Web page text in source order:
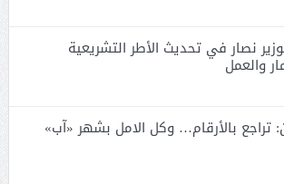
نصار في تحديث الأطر التشريعية
والعمل
تراجع بالأرقام… وكل الامل بشهر «آب»